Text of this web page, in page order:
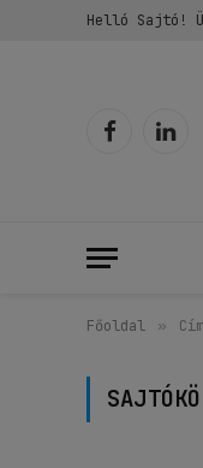
Helló Sajtó!
Facebook
Főoldal »